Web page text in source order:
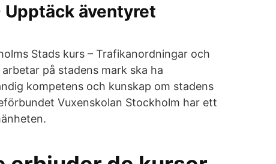
äventyret
Stads kurs – Trafikanordningar och
på stadens mark ska ha
kompetens och kunskap om stadens
Vuxenskolan Stockholm har ett